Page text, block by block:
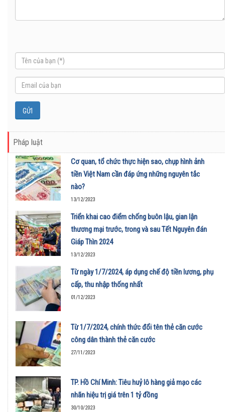
Pháp luật
Cơ quan, tổ chức thực hiện sao, chụp hình ảnh
tiền Việt Nam cần đáp ứng những nguyên tắc
nào?
13/12/2023
Triển khai cao điểm chống buôn lậu, gian lận
thương mại trước, trong và sau Tết Nguyên đán
Giáp Thìn 2024
13/12/2023
Từ ngày 1/7/2024, áp dụng chế độ tiền lương, phụ
cấp, thu nhập thống nhất
01/12/2023
Từ 1/7/2024, chính thức đổi tên thẻ căn cước
công dân thành thẻ căn cước
27/11/2023
TP. Hồ Chí Minh: Tiêu huỷ lô hàng giả mạo các
nhãn hiệu trị giá trên 1 tỷ đồng
30/10/2023